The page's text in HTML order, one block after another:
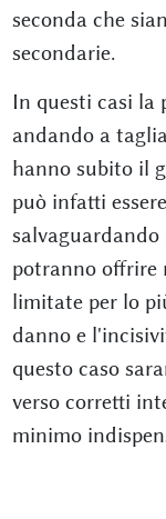
seconda che
secondarie.
In questi casi la
andando a
hanno subito il
può infatti
potranno offrire
limitate per lo
danno e
questo caso
verso corretti
minimo